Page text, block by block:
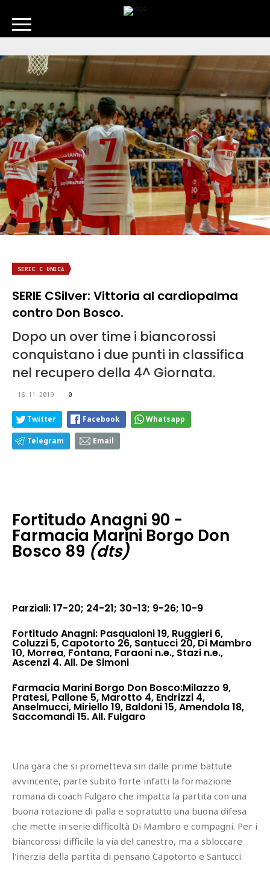
SERIE C UNICA
SERIE CSilver: Vittoria al cardiopalma
contro Don Bosco.
Dopo un over time i biancorossi
conquistano i due punti in classifica
nel recupero della 4^ Giornata.
16.11.2019 0
Twitter Facebook Whatsapp
Telegram Email
Fortitudo Anagni 90 -
Farmacia Marini Borgo Don
Bosco 89 (dts)
Parziali: 17-20; 24-21; 30-13; 9-26; 10-9
Fortitudo Anagni: Pasqualoni 19, Ruggieri 6,
Coluzzi 5, Capotorto 26, Santucci 20, Di Mambro
10, Morrea, Fontana, Faraoni n.e., Stazi n.e.,
Ascenzi 4. All. De Simoni
Farmacia Marini Borgo Don Bosco:Milazzo 9,
Pratesi, Pallone 5, Marotto 4, Endrizzi 4,
Anselmucci, Miriello 19, Baldoni 15, Amendola 18,
Saccomandi 15. All. Fulgaro
Una gara che si prometteva sin dalle prime battute
avvincente, parte subito forte infatti la formazione
romana di coach Fulgaro che impatta la partita con una
buona rotazione di palla e sopratutto una buona difesa
che mette in serie difficoltà Di Mambro e compagni. Per i
biancorossi difficile la via del canestro, ma a sbloccare
l'inerzia della partita di pensano Capotorto e Santucci.